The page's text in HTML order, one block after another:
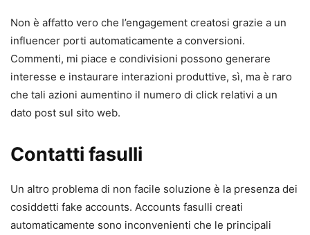
Non è affatto vero che l’engagement creatosi grazie a un
influencer porti automaticamente a conversioni.
Commenti, mi piace e condivisioni possono generare
interesse e instaurare interazioni produttive, sì, ma è raro
che tali azioni aumentino il numero di click relativi a un
dato post sul sito web.
Contatti fasulli
Un altro problema di non facile soluzione è la presenza dei
cosiddetti fake accounts. Accounts fasulli creati
automaticamente sono inconvenienti che le principali